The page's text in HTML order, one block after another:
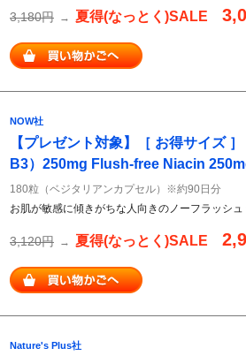
3,180円 → 夏得(なっとく)SALE
NOW社
【プレゼント対象】［ お得サイズ
B3）250mg Flush-free Niacin
180粒（ベジタリアンカプセル）※約90日分
お肌が敏感に傾きがちな人向きのノーフラッシュ
3,120円 → 夏得(なっとく)SALE
Nature's Plus社